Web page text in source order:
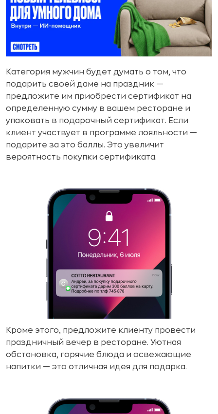
Категория мужчин будет думать о том, что
подарить своей даме на праздник —
предложите им приобрести сертификат на
определенную сумму в вашем ресторане и
упаковать в подарочный сертификат. Если
клиент участвует в программе лояльности —
подарите за это баллы. Это увеличит
вероятность покупки сертификата.
Кроме этого, предложите клиенту провести
праздничный вечер в ресторане. Уютная
обстановка, горячие блюда и освежающие
напитки — это отличная идея для подарка.